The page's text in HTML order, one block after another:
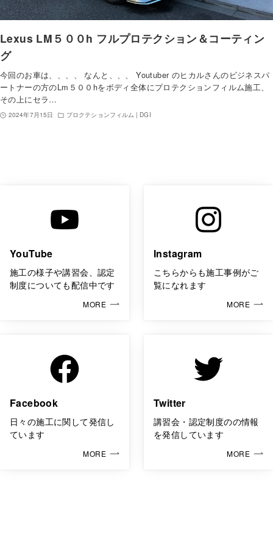
Lexus LM５００h フルプロテクション＆コーティン
グ
今回のお車は、、、、 なんと、、、 Youtuber のヒカルさんのビジネスパ
ートナーの方のLm５００hをボディ全体にプロテクションフィルム施工、
その上にセラ…
2024年7月15日 プロクテションフィルム | DGI
YouTube
施工の様子や講習会、認定
制度についても配信中です
MORE
Instagram
こちらからも施工事例がご
覧になれます
MORE
Facebook
日々の施工に関して発信し
ています
MORE
Twitter
講習会・認定制度のの情報
を発信しています
MORE